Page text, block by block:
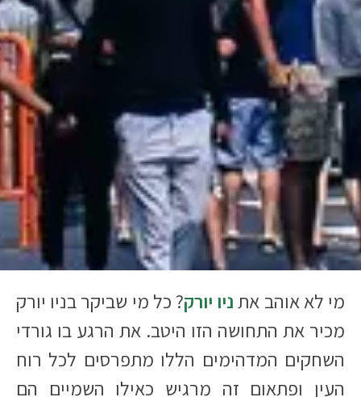
מי לא אוהב אתניו יורק? כל מי שביקר בניו יורק
מכיר את התחושה הזו היטב. את הרגע בו גורדי
השחקים המדהימים הללו מתפרסים לכל רוח
העין ופתאום זה מרגיש כאילו השמיים הם